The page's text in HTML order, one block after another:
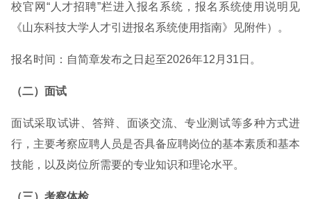
校官网“人才招聘”栏进入报名系统，报名系统使用说明见
《山东科技大学人才引进报名系统使用指南》见附件）。
报名时间：自简章发布之日起至2026年12月31日。
（二）面试
面试采取试讲、答辩、面谈交流、专业测试等多种方式进
行，主要考察应聘人员是否具备应聘岗位的基本素质和基本
技能，以及岗位所需要的专业知识和理论水平。
（三）考察体检